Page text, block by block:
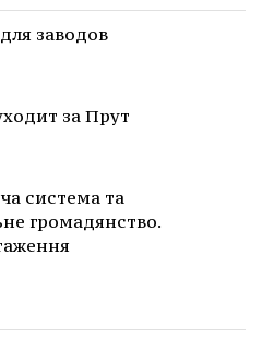
заводов
за Прут
система та
громадянство.